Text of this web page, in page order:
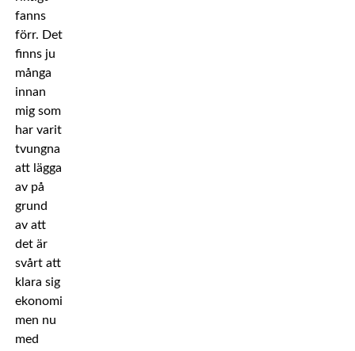
fanns
förr. Det
finns ju
många
innan
mig som
har varit
tvungna
att lägga
av på
grund
av att
det är
svårt att
klara sig
ekonomiskt,
men nu
med